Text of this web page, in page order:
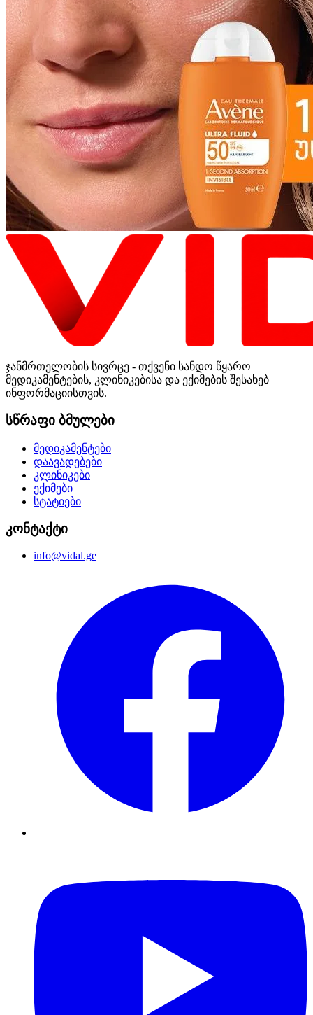
ჯანმრთელობის სივრცე - თქვენი სანდო წყარო
მედიკამენტების, კლინიკებისა და ექიმების შესახებ
ინფორმაციისთვის.
სწრაფი ბმულები
მედიკამენტები
დაავადებები
კლინიკები
ექიმები
სტატიები
კონტაქტი
info@vidal.ge